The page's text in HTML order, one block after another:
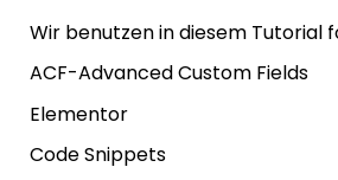
Wir benutzen in diesem Tutorial
ACF-Advanced Custom Fields
Elementor
Code Snippets